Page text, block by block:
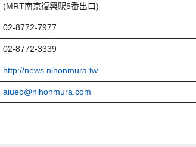
(MRT南京復興駅5番出口)
02-8772-7977
02-8772-3339
http://news.nihonmura.tw
aiueo@nihonmura.com